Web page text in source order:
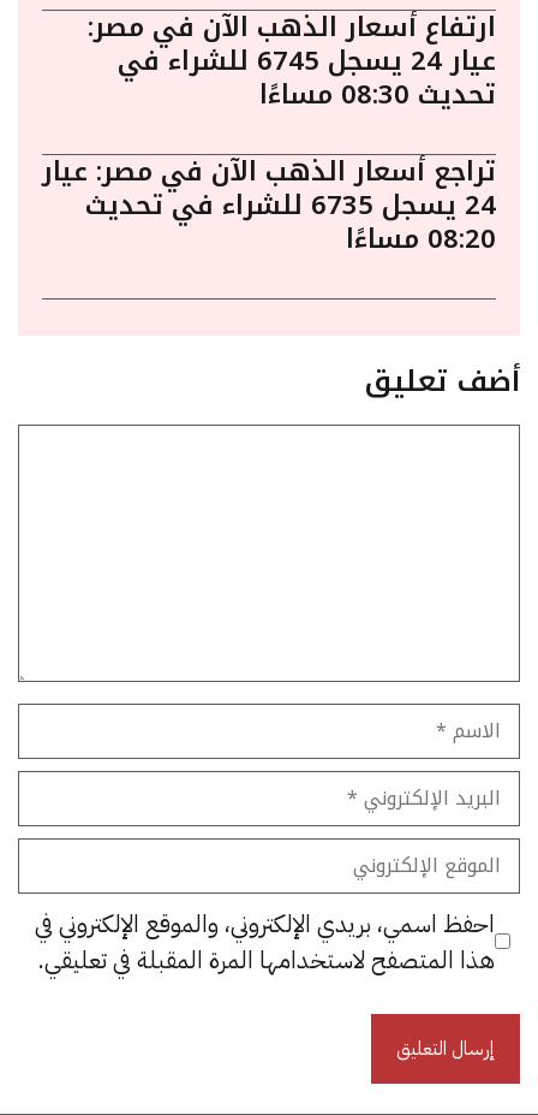
ارتفاع أسعار الذهب الآن في مصر:
عيار 24 يسجل 6745 للشراء في
تحديث 08:30 مساءًا
تراجع أسعار الذهب الآن في مصر: عيار
24 يسجل 6735 للشراء في تحديث
08:20 مساءًا
أضف تعليق
الاسم
البريد
الإلكتروني
الموقع
الإلكتروني
احفظ اسمي، بريدي الإلكتروني، والموقع الإلكتروني في
هذا المتصفح لاستخدامها المرة المقبلة في تعليقي.